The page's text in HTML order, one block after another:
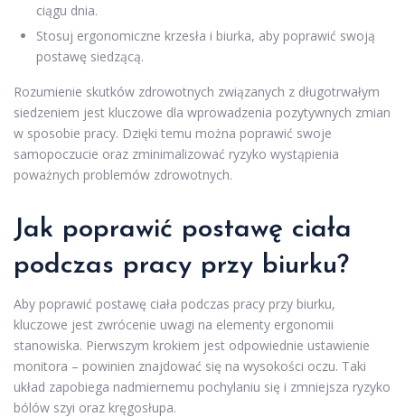
ciągu dnia.
Stosuj ergonomiczne krzesła i biurka, aby poprawić swoją
postawę siedzącą.
Rozumienie skutków zdrowotnych związanych z długotrwałym
siedzeniem jest kluczowe dla wprowadzenia pozytywnych zmian
w sposobie pracy. Dzięki temu można poprawić swoje
samopoczucie oraz zminimalizować ryzyko wystąpienia
poważnych problemów zdrowotnych.
Jak poprawić postawę ciała
podczas pracy przy biurku?
Aby poprawić postawę ciała podczas pracy przy biurku,
kluczowe jest zwrócenie uwagi na elementy ergonomii
stanowiska. Pierwszym krokiem jest odpowiednie ustawienie
monitora – powinien znajdować się na wysokości oczu. Taki
układ zapobiega nadmiernemu pochylaniu się i zmniejsza ryzyko
bólów szyi oraz kręgosłupa.